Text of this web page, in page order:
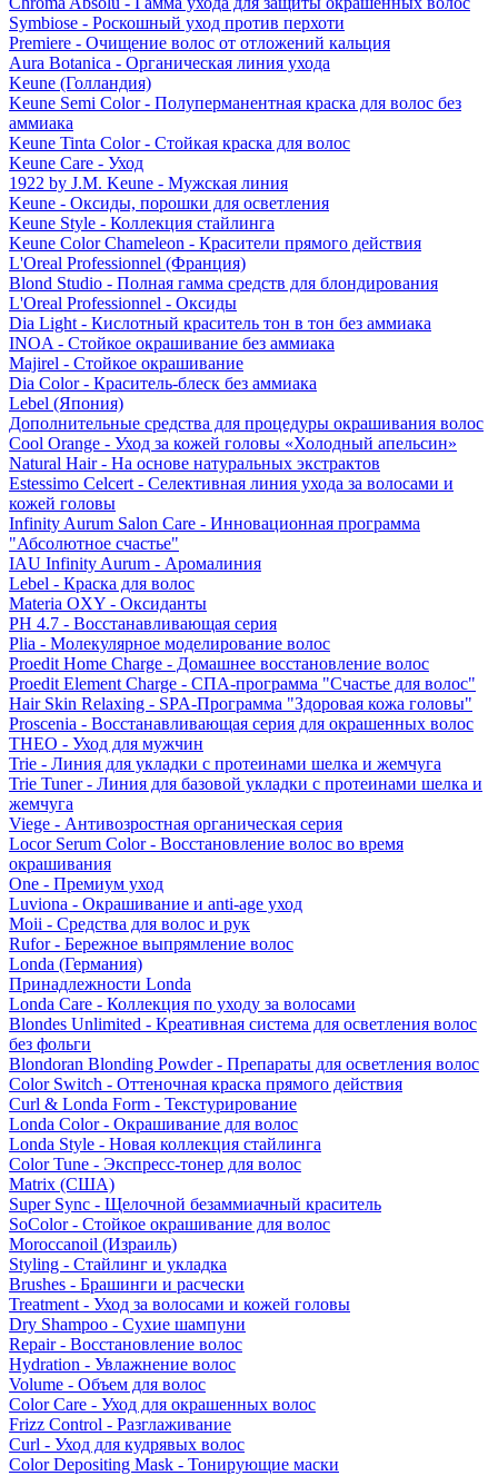
Symbiose - Роскошный уход против перхоти
Premiere - Очищение волос от отложений кальция
Aura Botanica - Органическая линия ухода
Keune (Голландия)
Keune Semi Color - Полуперманентная краска для волос без
аммиака
Keune Tinta Color - Стойкая краска для волос
Keune Care - Уход
1922 by J.M. Keune - Мужская линия
Keune - Оксиды, порошки для осветления
Keune Style - Коллекция стайлинга
Keune Color Chameleon - Красители прямого действия
L'Oreal Professionnel (Франция)
Blond Studio - Полная гамма средств для блондирования
L'Oreal Professionnel - Оксиды
Dia Light - Кислотный краситель тон в тон без аммиака
INOA - Стойкое окрашивание без аммиака
Majirel - Стойкое окрашивание
Dia Color - Краситель-блеск без аммиака
Lebel (Япония)
Дополнительные средства для процедуры окрашивания волос
Cool Orange - Уход за кожей головы «Холодный апельсин»
Natural Hair - На основе натуральных экстрактов
Estessimo Celcert - Селективная линия ухода за волосами и
кожей головы
Infinity Aurum Salon Care - Инновационная программа
"Абсолютное счастье"
IAU Infinity Aurum - Аромалиния
Lebel - Краска для волос
Materia OXY - Оксиданты
PH 4.7 - Восстанавливающая серия
Plia - Молекулярное моделирование волос
Proedit Home Charge - Домашнее восстановление волос
Proedit Element Charge - СПА-программа "Счастье для волос"
Hair Skin Relaxing - SPA-Программа "Здоровая кожа головы"
Proscenia - Восстанавливающая серия для окрашенных волос
THEO - Уход для мужчин
Trie - Линия для укладки с протеинами шелка и жемчуга
Trie Tuner - Линия для базовой укладки с протеинами шелка и
жемчуга
Viege - Антивозростная органическая серия
Locor Serum Color - Восстановление волос во время
окрашивания
One - Премиум уход
Luviona - Окрашивание и anti-age уход
Moii - Средства для волос и рук
Rufor - Бережное выпрямление волос
Londa (Германия)
Принадлежности Londa
Londa Care - Коллекция по уходу за волосами
Blondes Unlimited - Креативная система для осветления волос
без фольги
Blondoran Blonding Powder - Препараты для осветления волос
Color Switch - Оттеночная краска прямого действия
Curl & Londa Form - Текстурирование
Londa Color - Окрашивание для волос
Londa Style - Новая коллекция стайлинга
Color Tune - Экспресс-тонер для волос
Matrix (США)
Super Sync - Щелочной безаммиачный краситель
SoColor - Стойкое окрашивание для волос
Moroccanoil (Израиль)
Styling - Стайлинг и укладка
Brushes - Брашинги и расчески
Treatment - Уход за волосами и кожей головы
Dry Shampoo - Сухие шампуни
Repair - Восстановление волос
Hydration - Увлажнение волос
Volume - Объем для волос
Color Care - Уход для окрашенных волос
Frizz Control - Разглаживание
Curl - Уход для кудрявых волос
Color Depositing Mask - Тонирующие маски